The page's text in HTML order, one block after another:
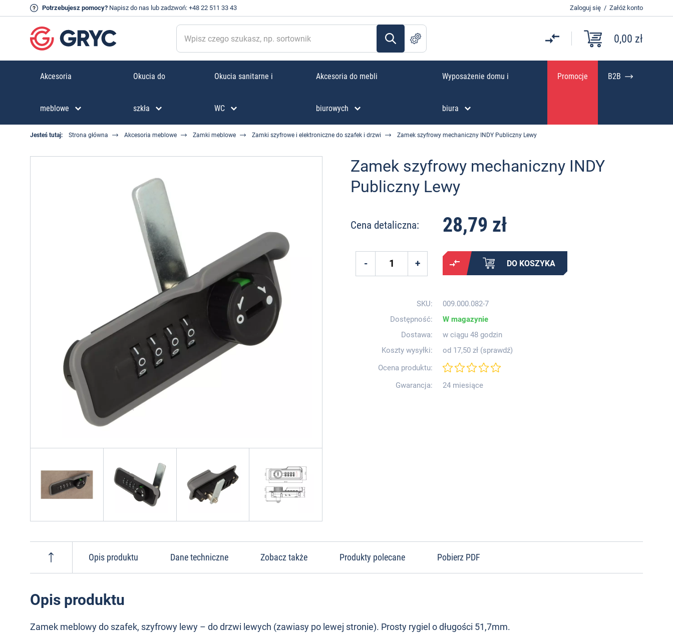
Potrzebujesz pomocy? Napisz do nas lub zadzwoń: +48 22 511 33 43 Zaloguj się / Załóż konto
0,00 zł
Akcesoria
meblowe
Okucia do
szkła
Okucia sanitarne i
WC
Akcesoria do mebli
biurowych
Wyposażenie domu i
biura
Promocje B2B
Jesteś tutaj: Strona główna Akcesoria meblowe Zamki meblowe Zamki szyfrowe i elektroniczne do szafek i drzwi Zamek szyfrowy mechaniczny INDY Publiczny Lewy
Zamek szyfrowy mechaniczny INDY
Publiczny Lewy
Cena detaliczna: 28,79 zł
DO KOSZYKA
SKU:
009.000.082-7
Dostępność:
W magazynie
Dostawa:
w ciągu 48 godzin
Koszty wysyłki:
od 17,50 zł (sprawdź)
Ocena produktu:
Gwarancja:
24 miesiące
Opis produktu Dane techniczne Zobacz także Produkty polecane Pobierz PDF
Opis produktu
Zamek meblowy do szafek, szyfrowy lewy – do drzwi lewych (zawiasy po lewej stronie). Prosty rygiel o długości 51,7mm.